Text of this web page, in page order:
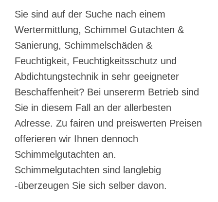
Sie sind auf der Suche nach einem
Wertermittlung, Schimmel Gutachten &
Sanierung, Schimmelschäden &
Feuchtigkeit, Feuchtigkeitsschutz und
Abdichtungstechnik in sehr geeigneter
Beschaffenheit? Bei unsererm Betrieb sind
Sie in diesem Fall an der allerbesten
Adresse. Zu fairen und preiswerten Preisen
offerieren wir Ihnen dennoch
Schimmelgutachten an.
Schimmelgutachten sind langlebig
-überzeugen Sie sich selber davon.